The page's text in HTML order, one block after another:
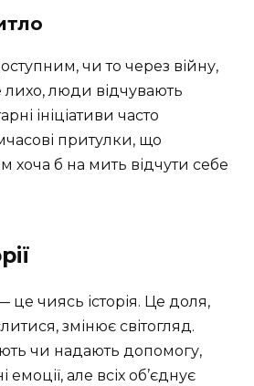
чи то через війну,
лихо, люди відчувають
ініціативи часто
притулки, що
хоча б на мить відчути себе
чиясь історія. Це доля,
змінює світогляд.
чи надають допомогу,
але всіх об’єднує